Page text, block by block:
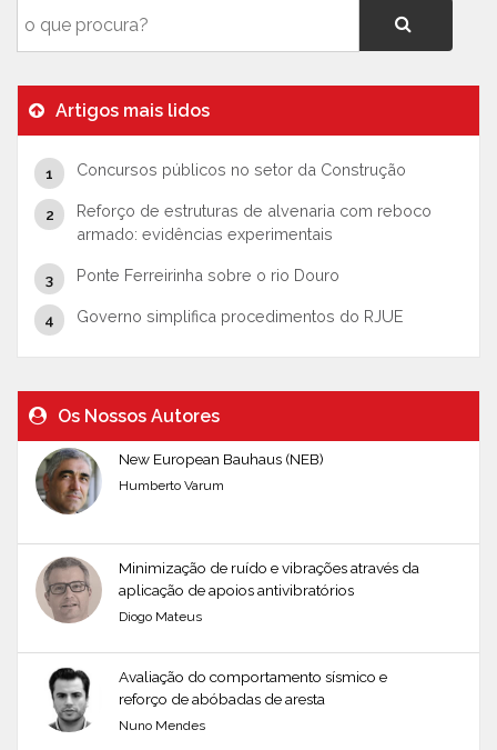
Artigos mais lidos
Concursos públicos no setor da Construção
Reforço de estruturas de alvenaria com reboco
armado: evidências experimentais
Ponte Ferreirinha sobre o rio Douro
Governo simplifica procedimentos do RJUE
Os Nossos Autores
New European Bauhaus (NEB)
Humberto Varum
Minimização de ruído e vibrações através da
aplicação de apoios antivibratórios
Diogo Mateus
Avaliação do comportamento sísmico e
reforço de abóbadas de aresta
Nuno Mendes